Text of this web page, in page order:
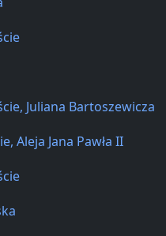
Juliana Bartoszewicza
Aleja Jana Pawła II